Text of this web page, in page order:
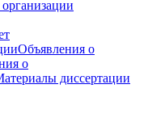
Объявления о
о
диссертации